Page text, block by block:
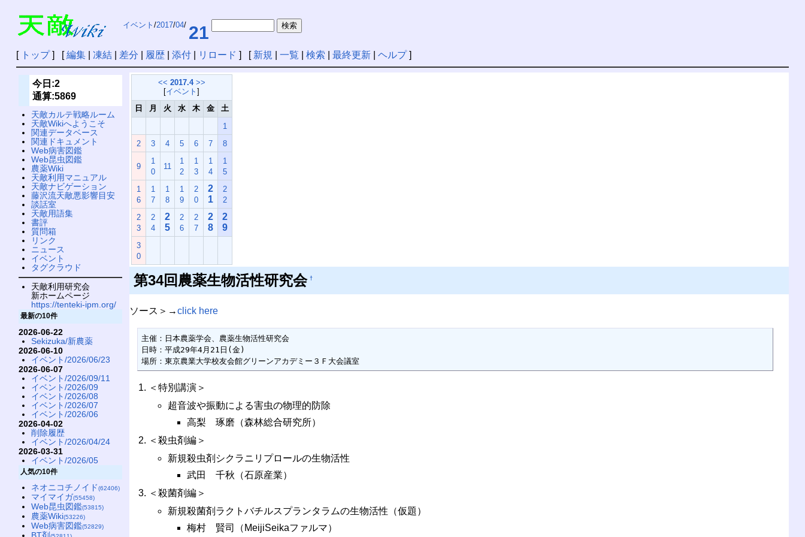
イベント /2017/04/ 21
[ トップ] [編集| 凍結| 差分 履歴| 添付| リロード ] [ 新規 一覧 検索 最終更新| ヘルプ]
<< 2017.4 >>
[イベント]
日
月 火 水 木 金
土
1
2
3 4 5 6 7 8
9
1
0
11
1
2
1
3
1
4
1
5
1
6
1
7
1
8
1
9
2
0
2
1
2
2
2
3
2
4
2
5
2
6
2
7
2
8
2
9
3
0
第34回農薬生物活性研究会 †
ソース＞→click here
主催：日本農薬学会、農薬生物活性研究会
日時：平成29年4月21日(金)
場所：東京農業大学校友会館グリーンアカデミー３Ｆ大会議室
＜特別講演＞
超音波や振動による害虫の物理的防除
高梨 琢磨（森林総合研究所）
＜殺虫剤編＞
新規殺虫剤シクラニリプロールの生物活性
武田 千秋（石原産業）
＜殺菌剤編＞
新規殺菌剤ラクトバチルスプランタラムの生物活性（仮題）
梅村 賢司（MeijiSeikaファルマ）
今日:2
通算:5869
天敵カルテ戦略ルーム
天敵Wikiへようこそ
関連データベース
関連ドキュメント
Web病害図鑑
Web昆虫図鑑
農薬Wiki
天敵利用マニュアル
天敵ナビゲーション
藤沢流天敵悪影響目安
談話室
天敵用語集
書評
質問箱
リンク
ニュース
イベント
タグクラウド
天敵利用研究会
新ホームページ
https://tenteki-ipm.org/
最新の10件
2026-06-22
Sekizuka/新農薬
2026-06-10
イベント/2026/06/23
2026-06-07
イベント/2026/09/11
イベント/2026/09
イベント/2026/08
イベント/2026/07
イベント/2026/06
2026-04-02
削除履歴
イベント/2026/04/24
2026-03-31
イベント/2026/05
人気の10件
ネオニコチノイド(62406)
マイマイガ(55458)
Web昆虫図鑑(53815)
農薬Wiki(53226)
Web病害図鑑(52829)